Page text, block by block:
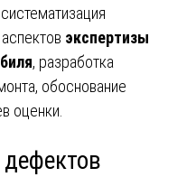
экспертизы
, разработка
обоснование
оценки.
дефектов